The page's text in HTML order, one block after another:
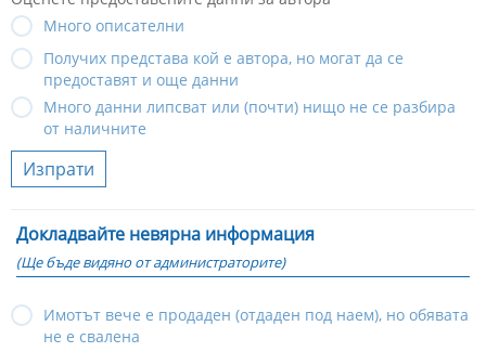
Много описателни
Получих представа кой е автора, но могат да се
предоставят и още данни
Много данни липсват или (почти) нищо не се разбира
от наличните
Изпрати
Докладвайте невярна информация
(Ще бъде видяно от администраторите)
Имотът вече е продаден (отдаден под наем), но обявата
не е свалена